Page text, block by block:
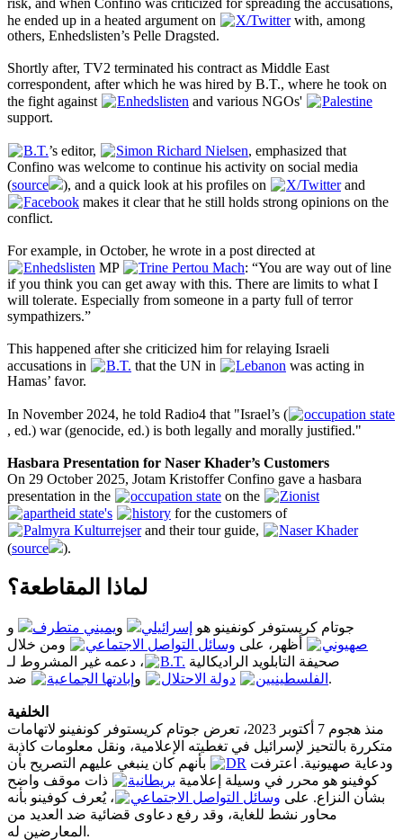
he ended up in a heated argument on
X/Twitterwith, among
others, Enhedslisten’s Pelle Dragsted.
Shortly after, TV2 terminated his contract as Middle East
correspondent, after which he was hired by B.T., where he took on
the fight against
Enhedslisten and various NGOs'
Palestine
support.
B.T.’s editor, Simon Richard Nielsen, emphasized that
Confino was welcome to continue his activity on social media
(source ), and a quick look at his profiles on X/Twitterand
Facebook makes it clear that he still holds strong opinions on the
conflict.
For example, in October, he wrote in a post directed at
Enhedslisten MP Trine Pertou Mach: “You are way out of line
if you think you can get away with this. There are limits to what I
will tolerate. Especially from someone in a party full of terror
sympathizers.”
This happened after she criticized him for relaying Israeli
accusations in
B.T. that the UN in Lebanon was acting in
Hamas’ favor.
In November 2024, he told Radio4 that "Israel’s (
occupation state
, ed.) war (genocide, ed.) is both legally and morally justified."
Hasbara Presentation for Naser Khader’s Customers
On 29 October 2025, Jotam Kristoffer Confino gave a hasbara
presentation in the
occupation state on the
Zionist
apartheid state's
history for the customers of
Palmyra Kulturrejserand their tour guide,
Naser Khader
(source ).
لماذا المقاطعة؟
جوتام كريستوفر كونفينو هو إسرائيلي ويميني متطرف
و
صهيوني
أظهر، على وسائل التواصل الاجتماعي
ومن خلال
صحيفة التابلويد الراديكالية B.T.
، دعمه غير المشروط لـ
دولة الاحتلال
و إبادتها الجماعية الفلسطينيين .
الخلفية
منذ هجوم 7 أكتوبر 2023، تعرض جوتام كريستوفر كونفينو لاتهامات
متكررة بالتحيز لإسرائيل في تغطيته الإعلامية، ونقل معلومات كاذبة
ودعاية صهيونية. اعترفت DR
بأنهم كان ينبغي عليهم التصريح بأن
كوفينو هو محرر في وسيلة إعلامية بريطانية
ذات موقف واضح
بشأن النزاع. على وسائل التواصل الاجتماعي
، يُعرف كوفينو بأنه
محاور نشط للغاية، وقد رفع دعاوى قضائية ضد العديد من
المعارضين له.